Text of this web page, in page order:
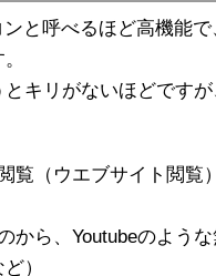
と呼べるほど高機能で
キリがないほどですが
覧（ウエブサイト閲覧）
から、Youtubeのよう
）